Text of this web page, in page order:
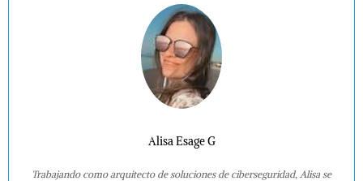
Alisa Esage G
Trabajando como arquitecto de soluciones de ciberseguridad, Alisa se